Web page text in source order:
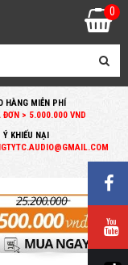
HÀNG MIỄN PHÍ
ĐƠN > 5.000.000 VND
Ý KHIẾU NẠI
0